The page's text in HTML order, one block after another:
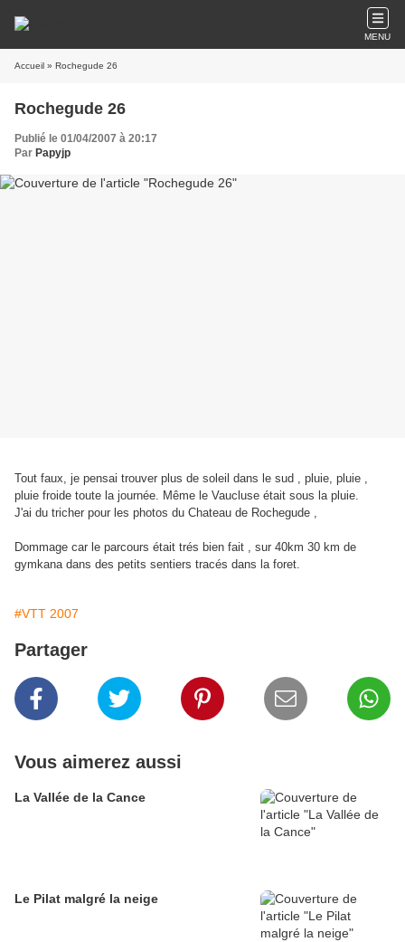
MENU
Accueil » Rochegude 26
Rochegude 26
Publié le 01/04/2007 à 20:17
Par Papyjp
Tout faux, je pensai trouver plus de soleil dans le sud , pluie, pluie ,
pluie froide toute la journée. Même le Vaucluse était sous la pluie.
J'ai du tricher pour les photos du Chateau de Rochegude ,
Dommage car le parcours était trés bien fait , sur 40km 30 km de
gymkana dans des petits sentiers tracés dans la foret.
#VTT 2007
Partager
Vous aimerez aussi
La Vallée de la Cance
Le Pilat malgré la neige